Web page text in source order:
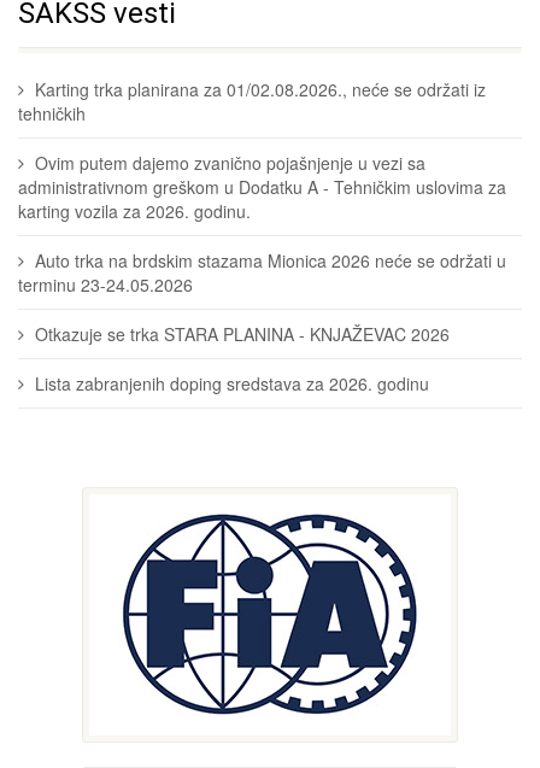
SAKSS vesti
Karting trka planirana za 01/02.08.2026., neće se održati iz
tehničkih
Ovim putem dajemo zvanično pojašnjenje u vezi sa
administrativnom greškom u Dodatku A - Tehničkim uslovima za
karting vozila za 2026. godinu.
Auto trka na brdskim stazama Mionica 2026 neće se održati u
terminu 23-24.05.2026
Otkazuje se trka STARA PLANINA - KNJAŽEVAC 2026
Lista zabranjenih doping sredstava za 2026. godinu